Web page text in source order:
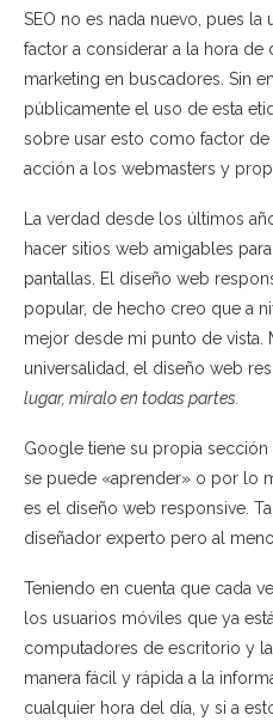
SEO no es nada nuevo, pues
factor a considerar a la hora de
marketing en buscadores. Sin
públicamente el uso de esta
sobre usar esto como factor
acción a los webmasters y
La verdad desde los últimos
hacer sitios web amigables
pantallas. El diseño web
popular, de hecho creo que a
mejor desde mi punto de vista.
universalidad, el diseño web
lugar, míralo en todas partes.
Google tiene su propia sección
se puede «aprender» o por lo
es el diseño web responsive.
diseñador experto pero al
Teniendo en cuenta que cada
los usuarios móviles que ya
computadores de escritorio y
manera fácil y rápida a la
cualquier hora del día, y si a